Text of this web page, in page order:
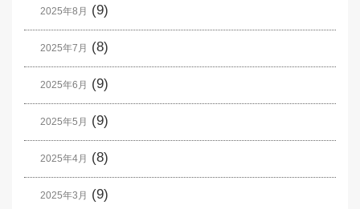
2025年8月 (9)
2025年7月 (8)
2025年6月 (9)
2025年5月 (9)
2025年4月 (8)
2025年3月 (9)